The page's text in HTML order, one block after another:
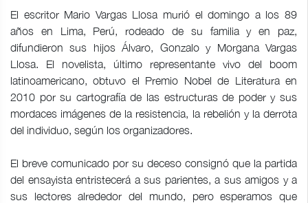
El escritor Mario Vargas Llosa murió el domingo a los 89
años en Lima, Perú, rodeado de su familia y en paz,
difundieron sus hijos Álvaro, Gonzalo y Morgana Vargas
Llosa. El novelista, último representante vivo del boom
latinoamericano, obtuvo el Premio Nobel de Literatura en
2010 por su cartografía de las estructuras de poder y sus
mordaces imágenes de la resistencia, la rebelión y la derrota
del individuo, según los organizadores.
El breve comunicado por su deceso consignó que la partida
del ensayista entristecerá a sus parientes, a sus amigos y a
sus lectores alrededor del mundo, pero esperamos que